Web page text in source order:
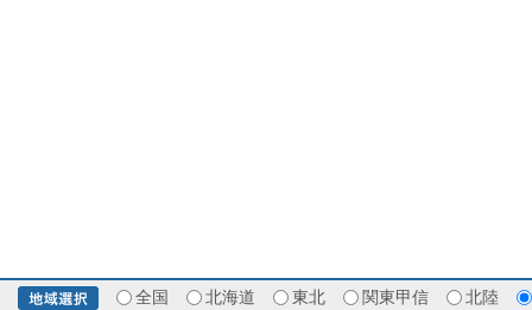
全国 北海道 東北 関東甲信 北陸